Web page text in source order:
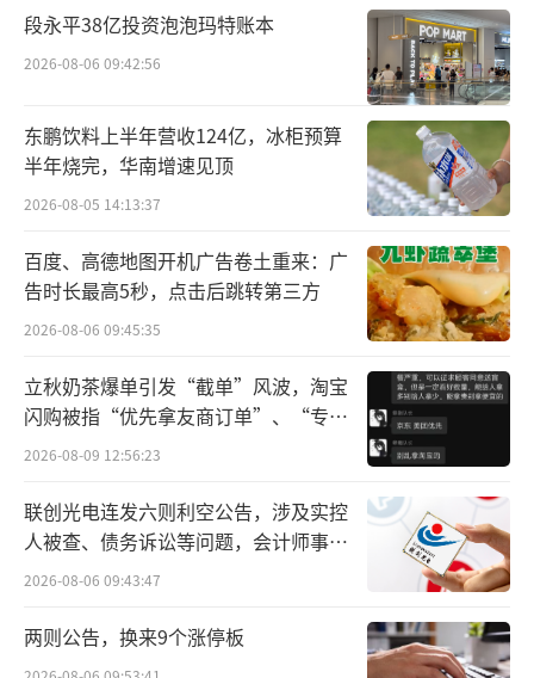
这幅图景根植于猿编程独创的4C体系之
中，该体系通过Cognition（提升底层认知能
力）、Complex Thinking（锻炼复合思维能
力）、Confidence & Driver（促进自我效
能）、Cross-discipline（赋能学科融合）四大
维度，深度聚焦青少年AI核心素养的系统化提
升。
在猿编程的课堂里，编程成为一个充满趣
味的“认知健身房”，通过一次次“编写—运
行—调试”的循环，完成对大脑前额叶的唤醒
与锻炼。正如猿编程创始人李翊所言：“孩子
专注力不足，往往是因为认知肌肉需要锻
炼。”在这个过程中，包括专注力、工作记忆
和抑制控制在内的底层认知能力都会得到锻
炼。
“如果把底层认知能力比作CPU和内存，
段永平38亿投资泡泡玛特账本
2026-08-06 09:42:56
东鹏饮料上半年营收124亿，冰柜预算
半年烧完，华南增速见顶
2026-08-05 14:13:37
百度、高德地图开机广告卷土重来：广
告时长最高5秒，点击后跳转第三方
2026-08-06 09:45:35
立秋奶茶爆单引发“截单”风波，淘宝
闪购被指“优先拿友商订单”、“专挑
贵的拿”
2026-08-09 12:56:23
联创光电连发六则利空公告，涉及实控
人被查、债务诉讼等问题，会计师事务
所曾出具“保留意见”
2026-08-06 09:43:47
两则公告，换来9个涨停板